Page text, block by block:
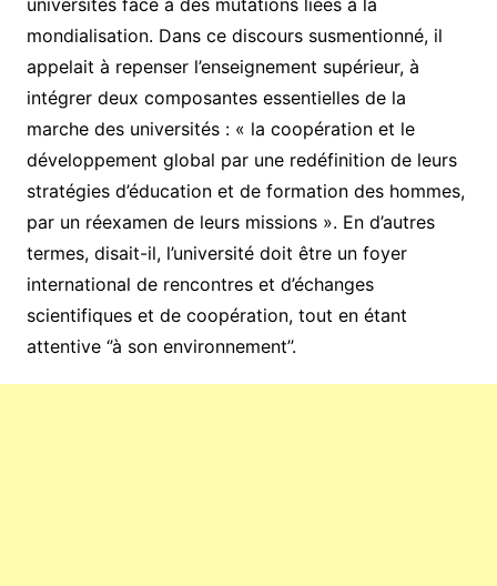
mondialisation. Dans ce discours susmentionné, il
appelait à repenser l’enseignement supérieur, à
intégrer deux composantes essentielles de la
marche des universités : « la coopération et le
développement global par une redéfinition de leurs
stratégies d’éducation et de formation des hommes,
par un réexamen de leurs missions ». En d’autres
termes, disait-il, l’université doit être un foyer
international de rencontres et d’échanges
scientifiques et de coopération, tout en étant
attentive ‘’à son environnement’’.